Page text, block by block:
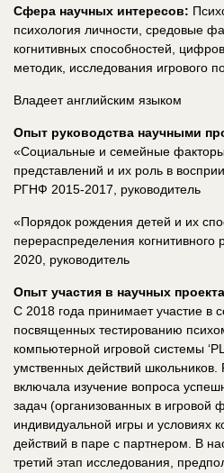
Сфера научных интересов:
психология личности, средовые
когнитивных способностей,
методик, исследования игрового
Владеет английским языком
Опыт руководства научными
«Социальные и семейные
представлений и их роль в
РГНФ 2015-2017, руководитель
«Порядок рождения детей и их
перераспределения
2020, руководитель
Опыт участия в научных
С 2018 года принимает участие в
посвященных тестированию
компьютерной игровой системы
умственных действий школьников.
включала изучение вопроса
задач (организованных в
индивидуальной игры и условиях
действий в паре с партнером. В
третий этап исследования,